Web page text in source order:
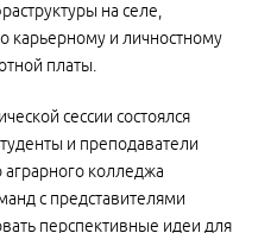
на селе,
карьерному и личностному
платы.
сессии состоялся
и преподаватели
аграрного колледжа
с представителями
перспективные идеи для